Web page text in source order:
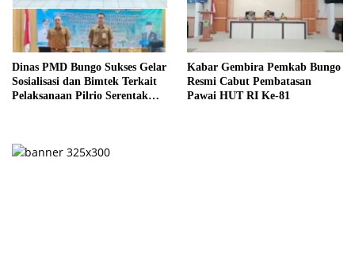
Dinas PMD Bungo Sukses Gelar
Sosialisasi dan Bimtek Terkait
Pelaksanaan Pilrio Serentak
Kabar Gembira Pemkab Bungo
Resmi Cabut Pembatasan
Pawai HUT RI Ke-81